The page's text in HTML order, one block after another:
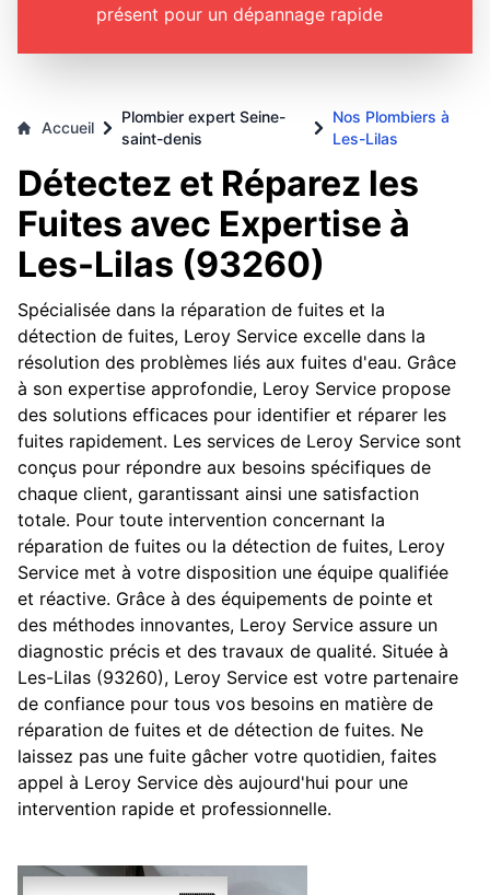
présent pour un dépannage rapide
Accueil
Plombier expert Seine-
saint-denis
Nos Plombiers à
Les-Lilas
Détectez et Réparez les
Fuites avec Expertise à
Les-Lilas (93260)
Spécialisée dans la réparation de fuites et la
détection de fuites, Leroy Service excelle dans la
résolution des problèmes liés aux fuites d'eau. Grâce
à son expertise approfondie, Leroy Service propose
des solutions efficaces pour identifier et réparer les
fuites rapidement. Les services de Leroy Service sont
conçus pour répondre aux besoins spécifiques de
chaque client, garantissant ainsi une satisfaction
totale. Pour toute intervention concernant la
réparation de fuites ou la détection de fuites, Leroy
Service met à votre disposition une équipe qualifiée
et réactive. Grâce à des équipements de pointe et
des méthodes innovantes, Leroy Service assure un
diagnostic précis et des travaux de qualité. Située à
Les-Lilas (93260), Leroy Service est votre partenaire
de confiance pour tous vos besoins en matière de
réparation de fuites et de détection de fuites. Ne
laissez pas une fuite gâcher votre quotidien, faites
appel à Leroy Service dès aujourd'hui pour une
intervention rapide et professionnelle.